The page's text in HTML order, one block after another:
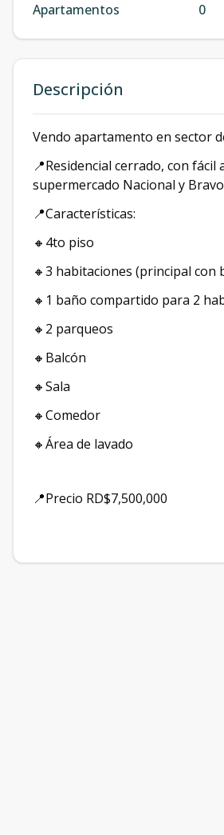
Apartamentos 0
Descripción
Vendo apartamento en sector
📍Residencial cerrado, con
supermercado Nacional y
📍Características:
🔸4to piso
🔸3 habitaciones (principal con
🔸1 baño compartido para 2
🔸2 parqueos
🔸Balcón
🔸Sala
🔸Comedor
🔸Área de lavado
📍Precio RD$7,500,000